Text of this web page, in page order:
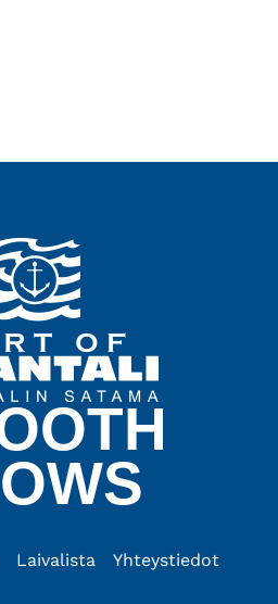
Laivalista Yhteystiedot